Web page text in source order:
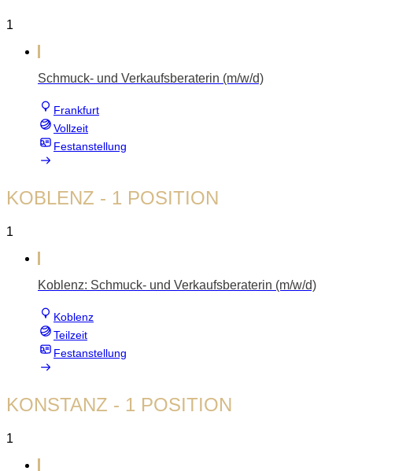
1
Schmuck- und Verkaufsberaterin (m/w/d)
Frankfurt
Vollzeit
Festanstellung
KOBLENZ - 1 POSITION
1
Koblenz: Schmuck- und Verkaufsberaterin (m/w/d)
Koblenz
Teilzeit
Festanstellung
KONSTANZ - 1 POSITION
1